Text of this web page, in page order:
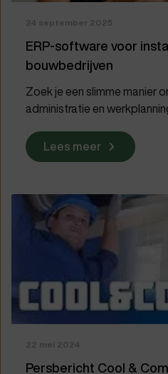
24 september 2025
ERP-software voor
bouwbedrijven
Zoek je een slimme manier
administratie en
Lees meer
22 mei 2024
Persbericht Cool &